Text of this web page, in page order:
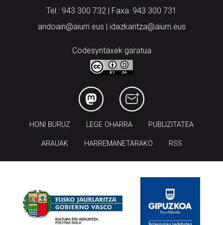
Tel.: 943 300 732 | Faxa: 943 300 731
andoain@aiurri.eus | idazkaritza@aiurri.eus
Codesyntaxek garatua
HONI BURUZ LEGE OHARRA PUBLIZITATEA
ARAUAK HARREMANETARAKO RSS